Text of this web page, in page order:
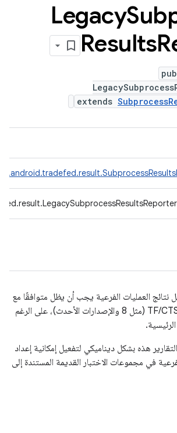
Legacy
Results
extends
نتائج العمليات الفرعية يجب أن يظل متوافقًا مع
الإصدارات السابقة من TF/CTS (مثل 8 والإصدارات الأحدث)، على الرغم
هذه بشكل ديناميكي لتفعيل إمكانية إعداد
في مجموعات الاختبار القديمة المستندة إلى